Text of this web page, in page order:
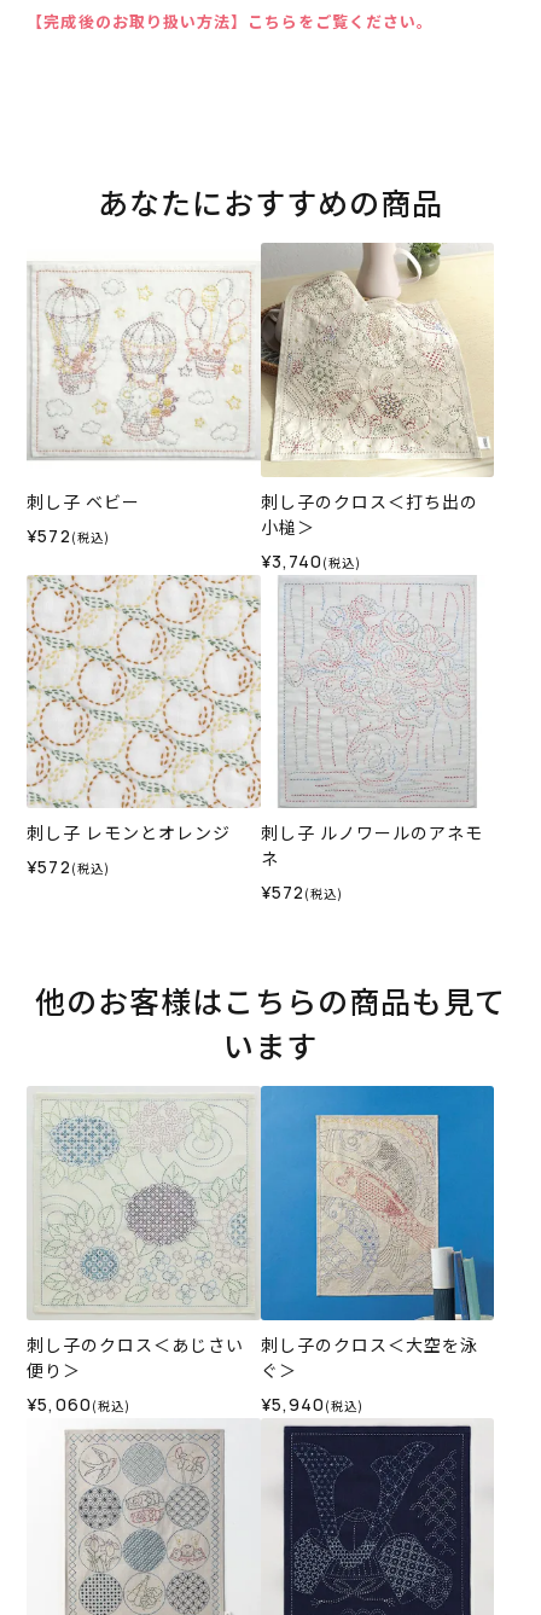
【完成後のお取り扱い方法】こちらをご覧ください。
あなたにおすすめの商品
刺し子 ベビー
¥572 (税込)
刺し子のクロス＜打ち出の
小槌＞
¥3,740 (税込)
刺し子 レモンとオレンジ
¥572 (税込)
刺し子 ルノワールのアネモ
ネ
¥572 (税込)
他のお客様はこちらの商品も見て
います
刺し子のクロス＜あじさい
便り＞
¥5,060 (税込)
刺し子のクロス＜大空を泳
ぐ＞
¥5,940 (税込)